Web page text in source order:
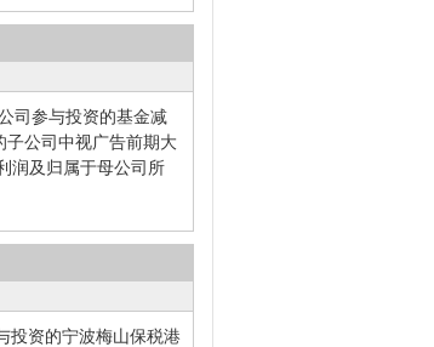
司参与投资的基金减
子公司中视广告前期大
润及归属于母公司所
投资的宁波梅山保税港